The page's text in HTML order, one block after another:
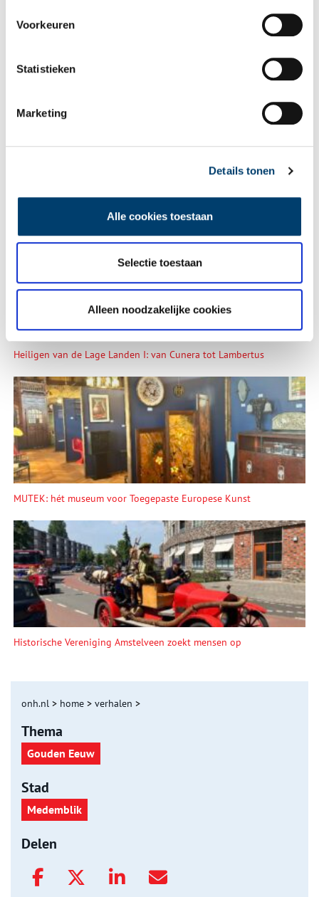
Voorkeuren
Statistieken
Marketing
Details tonen
Alle cookies toestaan
Selectie toestaan
Alleen noodzakelijke cookies
E-mail*
Vink dit aan als u op de hoogte gehouden wil worden.
Lees meer verhalen
Heiligen van de Lage Landen I: van Cunera tot Lambertus
MUTEK: hét museum voor Toegepaste Europese Kunst
Historische Vereniging Amstelveen zoekt mensen op
onh.nl > home > verhalen >
Thema
Gouden Eeuw
Stad
Medemblik
Delen